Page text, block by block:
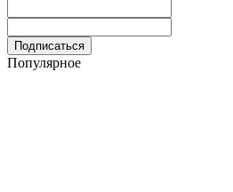
Популярное